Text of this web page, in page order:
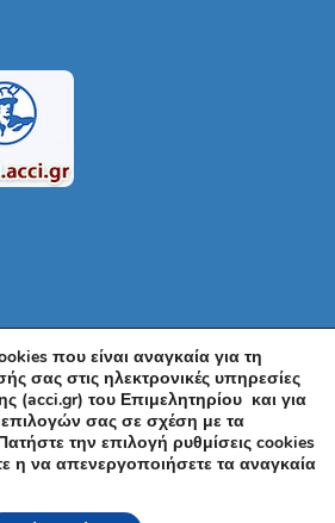
Επιμελητήριο Αθηνών 2026 |
Αθήνα, Τηλ: +30 210 3604815, e-mail:
που είναι αναγκαία για τη
σας στις ηλεκτρονικές υπηρεσίες
(acci.gr) του Επιμελητηρίου και για
σας σε σχέση με τα
την επιλογή ρυθμίσεις cookies
η να απενεργοποιήσετε τα αναγκαία